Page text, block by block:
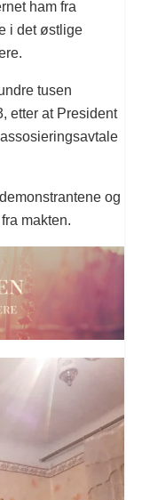
ham fra
i det østlige
tusen
etter at President
og
makten.